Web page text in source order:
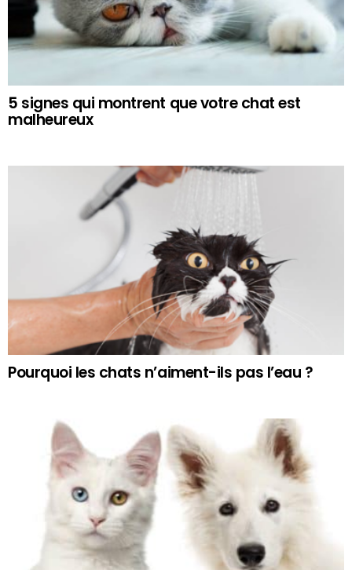
5 signes qui montrent que votre chat est
malheureux
Pourquoi les chats n’aiment-ils pas l’eau ?